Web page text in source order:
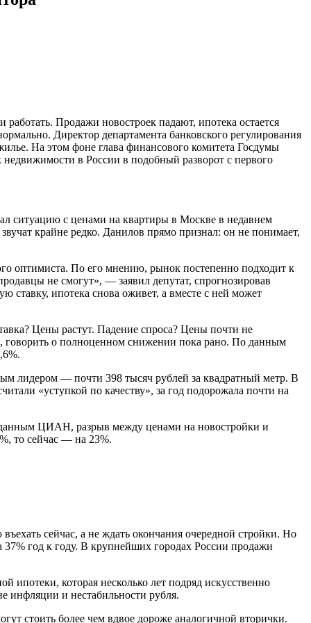
Продажи новостроек падают, ипотека остается
Директор департамента банковского регулирования
На этом фоне глава финансового комитета Госдумы
в России в подобный разворот с первого
ситуацию с ценами на квартиры в Москве в недавнем
крайне редко. Данилов прямо признал: он не понимает,
оптимиста. По его мнению, рынок постепенно подходит к
не смогут», — заявил депутат, спрогнозировав
ставку, ипотека снова оживет, а вместе с ней может
Цены растут. Падение спроса? Цены почти не
говорить о полноценном снижении пока рано. По данным
лидером — почти 398 тысяч рублей за квадратный метр. В
«уступкой по качеству», за год подорожала почти на
данным ЦИАН, разрыв между ценами на новостройки и
то сейчас — на 23%.
сейчас, а не ждать окончания очередной стройки. Но
год к году. В крупнейших городах России продажи
ипотеки, которая несколько лет подряд искусственно
инфляции и нестабильности рубля.
стоить более чем вдвое дороже аналогичной вторички.